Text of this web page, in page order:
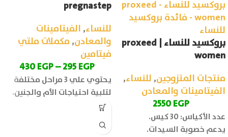
بروكسيد للنساء | proxeed
women
منتجات المتزوجين, للنساء,
الفيتامينات والمعادن
2550EGP
عدد الأكياس: 30 كيس.
يدعم خصوبة السيدات.
pregnastep
للنساء, الفيتامينات
والمعادن, مكملات ملتي
فيتامين
295EGP
–
430EGP
يحتوي علي 3 مراحل مختلفة
لتلبية احتياجات الأم والجنين.